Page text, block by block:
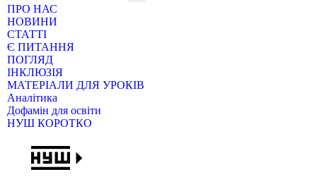
ПРО НАС
НОВИНИ
СТАТТІ
Є ПИТАННЯ
ПОГЛЯД
ІНКЛЮЗІЯ
МАТЕРІАЛИ ДЛЯ УРОКІВ
Аналітика
Дофамін для освіти
НУШ КОРОТКО